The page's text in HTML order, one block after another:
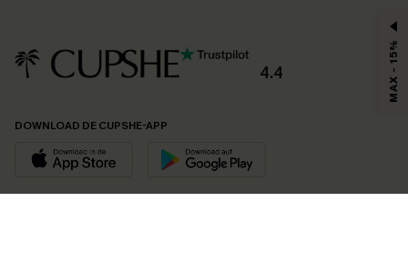
4.4
DOWNLOAD DE CUPSHE-APP
MAX - 15%